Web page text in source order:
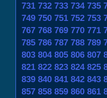
731 732 733 734 735
749 750 751 752 753
767 768 769 770 771
785 786 787 788 789
803 804 805 806 807
821 822 823 824 825
839 840 841 842 843
857 858 859 860 861